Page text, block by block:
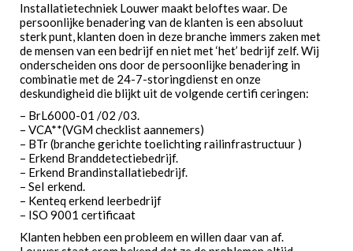
Installatietechniek Louwer maakt beloftes waar. De
persoonlijke benadering van de klanten is een absoluut
sterk punt, klanten doen in deze branche immers zaken met
de mensen van een bedrijf en niet met ‘het’ bedrijf zelf. Wij
onderscheiden ons door de persoonlijke benadering in
combinatie met de 24-7-storingdienst en onze
deskundigheid die blijkt uit de volgende certifi ceringen:
– BrL6000-01 /02 /03.
– VCA**(VGM checklist aannemers)
– BTr (branche gerichte toelichting railinfrastructuur )
– Erkend Branddetectiebedrijf.
– Erkend Brandinstallatiebedrijf.
– SeI erkend.
– Kenteq erkend leerbedrijf
– ISO 9001 certificaat
Klanten hebben een probleem en willen daar van af.